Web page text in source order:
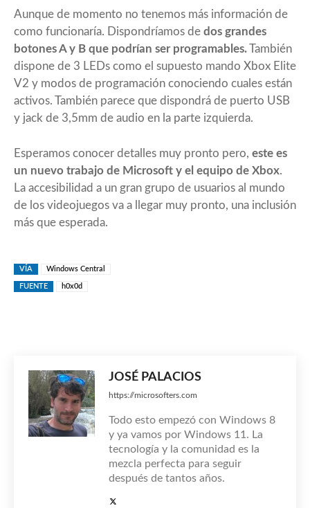
Aunque de momento no tenemos más información de
como funcionaría. Dispondríamos de dos grandes
botones A y B que podrían ser programables.También
dispone de 3 LEDs como el supuesto mando Xbox Elite
V2 y modos de programación conociendo cuales están
activos. También parece que dispondrá de puerto USB
y jack de 3,5mm de audio en la parte izquierda.
Esperamos conocer detalles muy pronto pero, este es
un nuevo trabajo de Microsoft y el equipo de Xbox.
La accesibilidad a un gran grupo de usuarios al mundo
de los videojuegos va a llegar muy pronto, una inclusión
más que esperada.
VÍA Windows Central
FUENTE h0x0d
JOSÉ PALACIOS
https://microsofters.com
Todo esto empezó con Windows 8
y ya vamos por Windows 11. La
tecnología y la comunidad es la
mezcla perfecta para seguir
después de tantos años.